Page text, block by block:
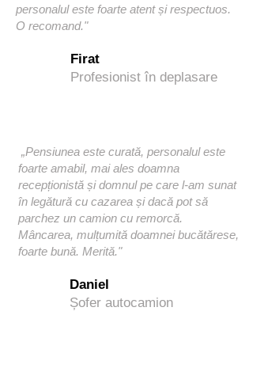
personalul este foarte atent și respectuos.
O recomand."
Firat
Profesionist în deplasare
„Pensiunea este curată, personalul este
foarte amabil, mai ales doamna
recepționistă și domnul pe care l-am sunat
în legătură cu cazarea și dacă pot să
parchez un camion cu remorcă.
Mâncarea, mulțumită doamnei bucătărese,
foarte bună. Merită."
Daniel
Șofer autocamion